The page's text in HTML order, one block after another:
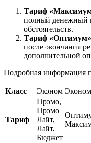
Тариф
полный денежный
обстоятельств.
Тариф «Оптимум»
после окончания
дополнительной
Подробная информация
Класс Эконом Эконом
Тариф
Промо,
Промо
Лайт,
Лайт,
Бюджет